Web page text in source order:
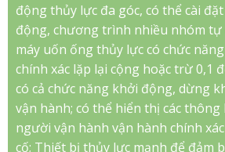
động thủy lực đa góc, có thể cài
động, chương trình nhiều nhóm tự
máy uốn ống thủy lực có chức
chính xác lặp lại cộng hoặc trừ 0,1
có cả chức năng khởi động, dừng
vận hành; có thể hiển thị các
người vận hành vận hành chính
cố; Thiết bị thủy lực mạnh để đảm